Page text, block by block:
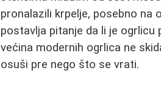
pronalazili krpelje, posebno na
postavlja pitanje da li je
većina modernih ogrlica ne
osuši pre nego što se vrati.